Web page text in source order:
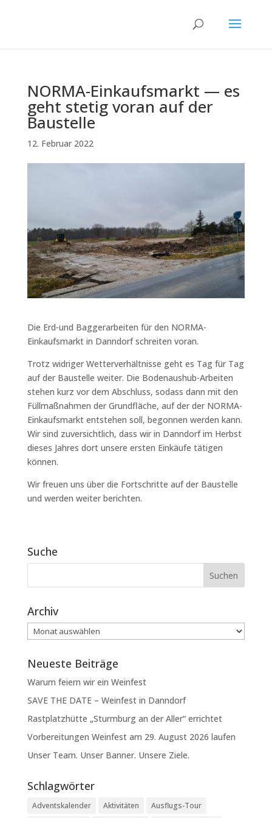
NORMA-Einkaufsmarkt — es
geht stetig voran auf der
Baustelle
12. Februar 2022
Die Erd-und Baggerarbeiten für den NORMA-
Einkaufsmarkt in Danndorf schreiten voran.
Trotz widriger Wetterverhältnisse geht es Tag für Tag
auf der Baustelle weiter. Die Bodenaushub-Arbeiten
stehen kurz vor dem Abschluss, sodass dann mit den
Füllmaßnahmen der Grundfläche, auf der der NORMA-
Einkaufsmarkt entstehen soll, begonnen werden kann.
Wir sind zuversichtlich, dass wir in Danndorf im Herbst
dieses Jahres dort unsere ersten Einkäufe tätigen
können.
Wir freuen uns über die Fortschritte auf der Baustelle
und werden weiter berichten.
Suche
Archiv
Archiv
Neueste Beiträge
Warum feiern wir ein Weinfest
SAVE THE DATE – Weinfest in Danndorf
Rastplatzhütte „Sturmburg an der Aller“ errichtet
Vorbereitungen Weinfest am 29. August 2026 laufen
Unser Team. Unser Banner. Unsere Ziele.
Schlagwörter
Adventskalender Aktivitäten Ausflugs-Tour